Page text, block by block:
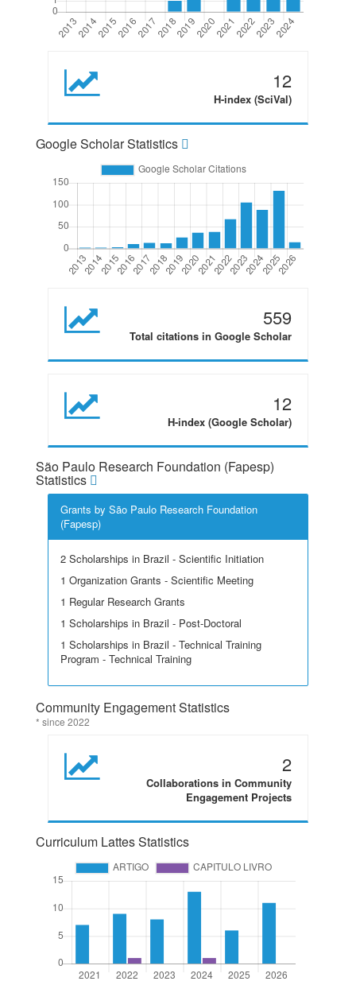
12
H-index (SciVal)
Google Scholar Statistics
559
Total citations in Google Scholar
12
H-index (Google Scholar)
São Paulo Research Foundation (Fapesp)
Statistics
Grants by São Paulo Research Foundation
(Fapesp)
2 Scholarships in Brazil - Scientific Initiation
1 Organization Grants - Scientific Meeting
1 Regular Research Grants
1 Scholarships in Brazil - Post-Doctoral
1 Scholarships in Brazil - Technical Training
Program - Technical Training
Community Engagement Statistics
* since 2022
2
Collaborations in Community
Engagement Projects
Curriculum Lattes Statistics